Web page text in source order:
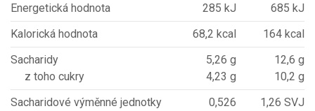
Energetická hodnota
285 kJ
685 kJ
Kalorická hodnota
68,2 kcal
164 kcal
Sacharidy
z toho cukry
5,26 g
4,23 g
12,6 g
10,2 g
Sacharidové výměnné jednotky
0,526
1,26 SVJ